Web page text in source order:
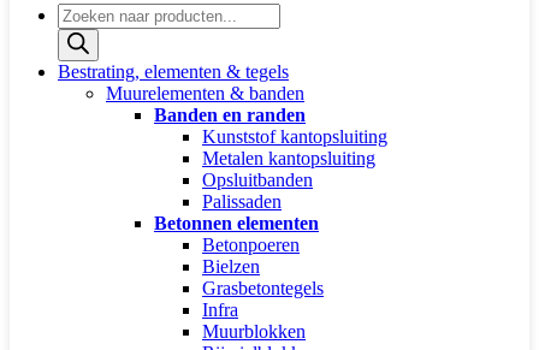
Producten
zoeken
Bestrating, elementen & tegels
Muurelementen & banden
Banden en randen
Kunststof kantopsluiting
Metalen kantopsluiting
Opsluitbanden
Palissaden
Betonnen elementen
Betonpoeren
Bielzen
Grasbetontegels
Infra
Muurblokken